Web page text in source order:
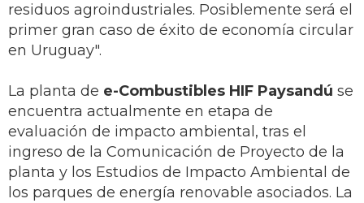
residuos agroindustriales. Posiblemente será el
primer gran caso de éxito de economía circular
en Uruguay".
La planta de e-Combustibles HIF Paysandú se
encuentra actualmente en etapa de
evaluación de impacto ambiental, tras el
ingreso de la Comunicación de Proyecto de la
planta y los Estudios de Impacto Ambiental de
los parques de energía renovable asociados. La